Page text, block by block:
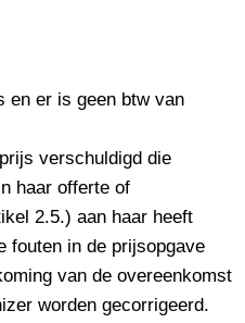
en er is geen btw van
verschuldigd die
haar offerte of
2.5.) aan haar heeft
fouten in de prijsopgave
van de overeenkomst
worden gecorrigeerd.